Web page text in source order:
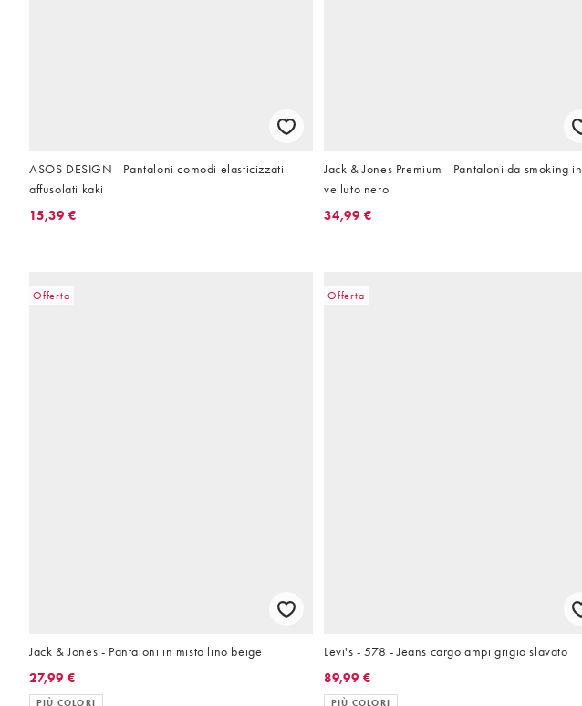
ASOS DESIGN - Pantaloni comodi elasticizzati
affusolati kaki
15,39 €
Jack & Jones Premium - Pantaloni da smoking in
velluto nero
34,99 €
Offerta
Jack & Jones - Pantaloni in misto lino beige
27,99 €
PIÙ COLORI
Offerta
Levi's - 578 - Jeans cargo ampi grigio slavato
89,99 €
PIÙ COLORI